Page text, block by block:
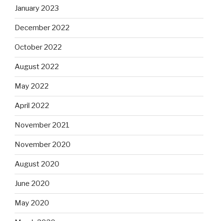
January 2023
December 2022
October 2022
August 2022
May 2022
April 2022
November 2021
November 2020
August 2020
June 2020
May 2020